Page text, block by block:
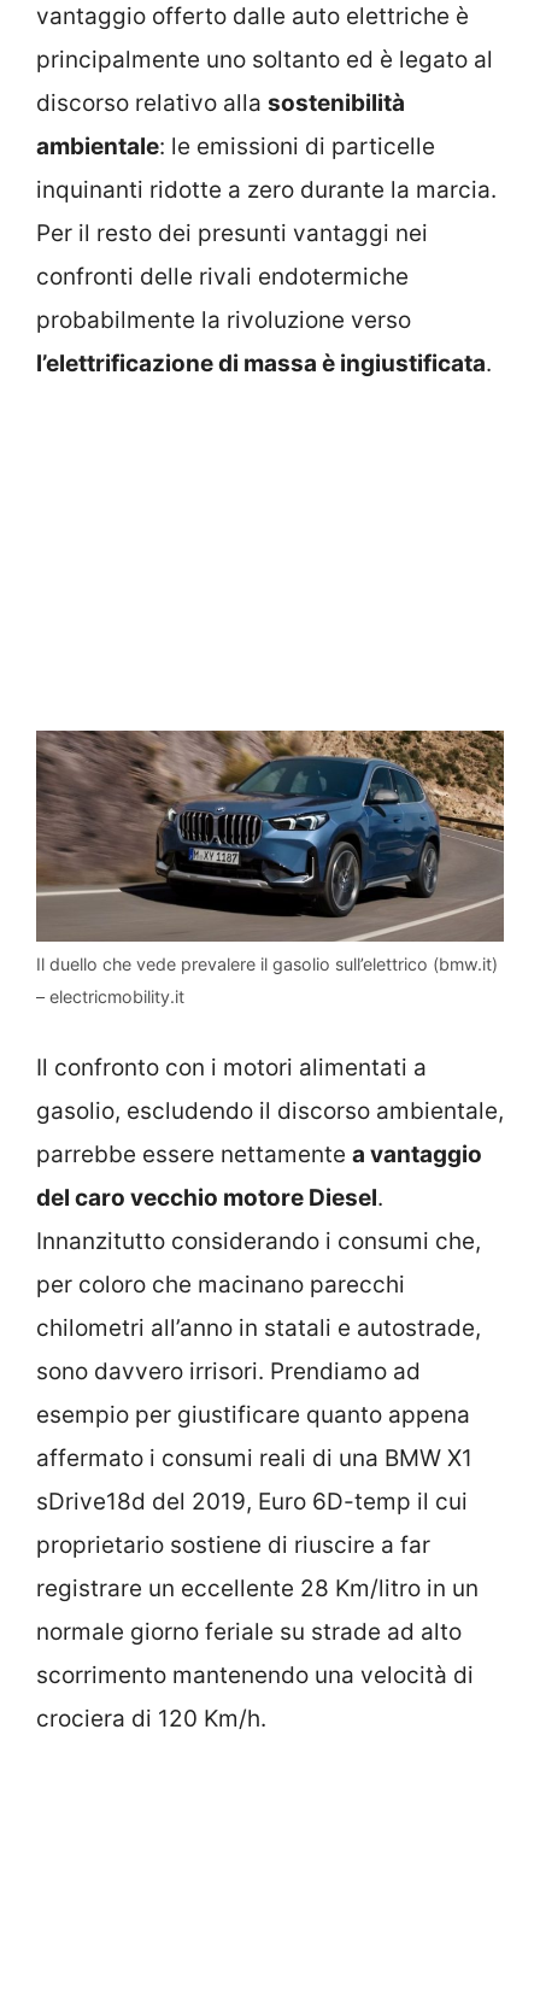
vantaggio offerto dalle auto elettriche è
principalmente uno soltanto ed è legato al
discorso relativo alla sostenibilità
ambientale: le emissioni di particelle
inquinanti ridotte a zero durante la marcia.
Per il resto dei presunti vantaggi nei
confronti delle rivali endotermiche
probabilmente la rivoluzione verso
l’elettrificazione di massa è ingiustificata.
Il duello che vede prevalere il gasolio sull’elettrico (bmw.it)
– electricmobility.it
Il confronto con i motori alimentati a
gasolio, escludendo il discorso ambientale,
parrebbe essere nettamente a vantaggio
del caro vecchio motore Diesel.
Innanzitutto considerando i consumi che,
per coloro che macinano parecchi
chilometri all’anno in statali e autostrade,
sono davvero irrisori. Prendiamo ad
esempio per giustificare quanto appena
affermato i consumi reali di una BMW X1
sDrive18d del 2019, Euro 6D-temp il cui
proprietario sostiene di riuscire a far
registrare un eccellente 28 Km/litro in un
normale giorno feriale su strade ad alto
scorrimento mantenendo una velocità di
crociera di 120 Km/h.